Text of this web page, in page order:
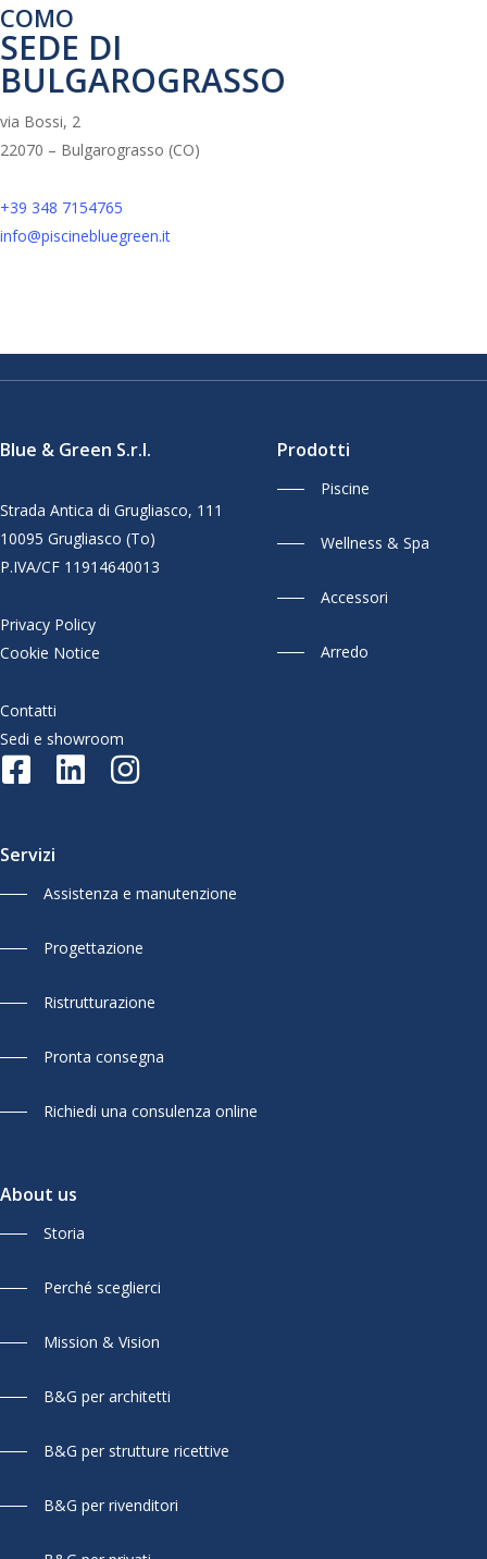
COMO
SEDE DI
BULGAROGRASSO
via Bossi, 2
22070 – Bulgarograsso (CO)
+39 348 7154765
info@piscinebluegreen.it
Blue & Green S.r.l.
Strada Antica di Grugliasco, 111
10095 Grugliasco (To)
P.IVA/CF 11914640013
Privacy Policy
Cookie Notice
Contatti
Sedi e showroom
Prodotti
Piscine
Wellness & Spa
Accessori
Arredo
Servizi
Assistenza e manutenzione
Progettazione
Ristrutturazione
Pronta consegna
Richiedi una consulenza online
About us
Storia
Perché sceglierci
Mission & Vision
B&G per architetti
B&G per strutture ricettive
B&G per rivenditori